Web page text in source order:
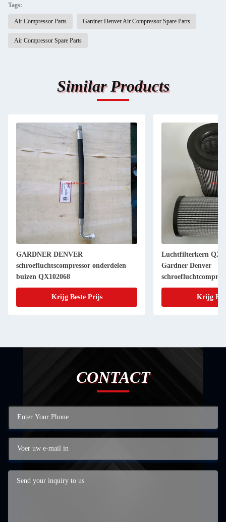
Tags:
Air Compressor Parts Gardner Denver Air Compressor Spare Parts
Air Compressor Spare Parts
Similar Products
GARDNER DENVER
schroefluchtscompressor onderdelen
buizen QX102068
Krijg Beste Prijs
Luchtfilterkern
Gardner Denver
Krijg
CONTACT